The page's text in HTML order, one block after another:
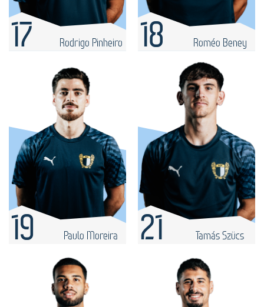
17 Rodrigo Pinheiro 18 Roméo Beney
19 Paulo Moreira 21 Tamás Szücs